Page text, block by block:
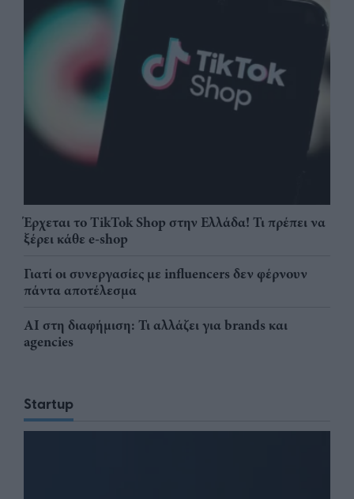
Έρχεται το TikTok Shop στην Ελλάδα! Τι πρέπει να
ξέρει κάθε e-shop
Γιατί οι συνεργασίες με influencers δεν φέρνουν
πάντα αποτέλεσμα
AI στη διαφήμιση: Τι αλλάζει για brands και
agencies
Startup